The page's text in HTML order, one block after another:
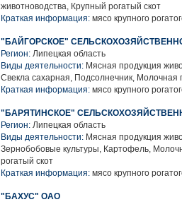
животноводства, Крупный рогатый скот
Краткая информация: мясо крупного
"БАЙГОРСКОЕ"
Регион: Липецкая область
Виды деятельности: Мясная продукция
Свекла сахарная, Подсолнечник, Молочная
Краткая информация: мясо крупного
"БАРЯТИНСКОЕ"
Регион: Липецкая область
Виды деятельности: Мясная продукция
Зернобобовые культуры, Картофель,
рогатый скот
Краткая информация: мясо крупного
"БАХУС" ОАО